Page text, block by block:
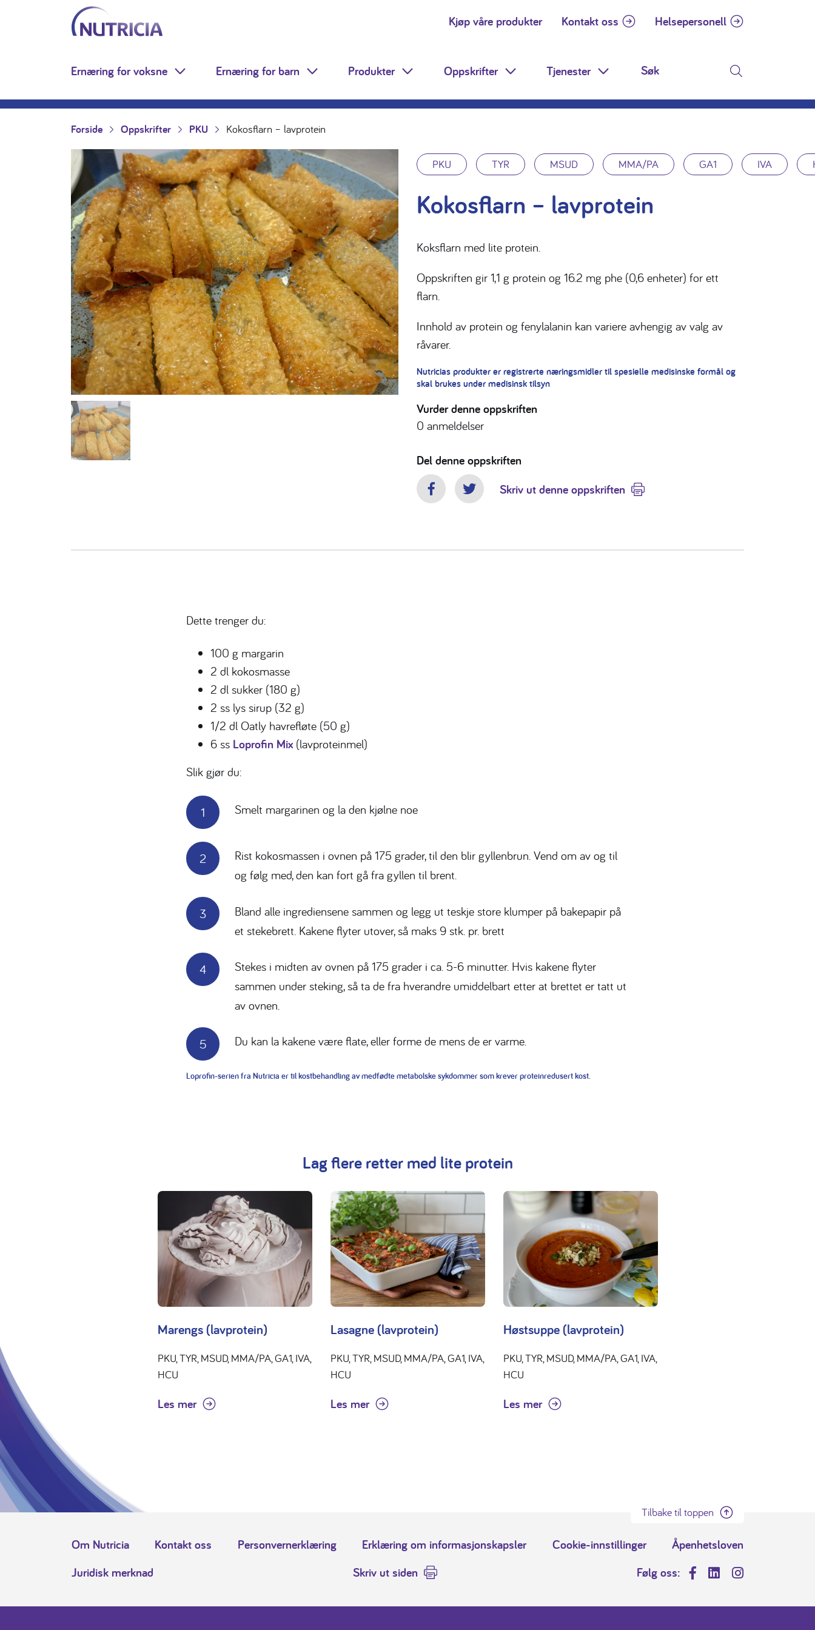
Hopp til innholdet
Nutricia.no Kjøp våre produkter Kontakt oss Helsepersonell
Ernæring for voksne Toggle Dropdown
Ernæring for barn Toggle Dropdown
Produkter Toggle Dropdown
Oppskrifter Toggle Dropdown
Tjenester Toggle Dropdown Søk
Forside Oppskrifter PKU Kokosflarn – lavprotein
PKU TYR MSUD MMA/PA GA1 IVA
Kokosflarn – lavprotein
Koksflarn med lite protein.
Oppskriften gir 1,1 g protein og 16.2 mg phe (0,6 enheter) for ett
flarn.
Innhold av protein og fenylalanin kan variere avhengig av valg av
råvarer.
Nutricias produkter er registrerte næringsmidler til spesielle medisinske formål og
skal brukes under medisinsk tilsyn
Vurder denne oppskriften
0 anmeldelser
Del denne oppskriften
FacebookTwitterSkriv ut denne oppskriften
Dette trenger du:
100 g margarin
2 dl kokosmasse
2 dl sukker (180 g)
2 ss lys sirup (32 g)
1/2 dl Oatly havrefløte (50 g)
6 ss Loprofin Mix (lavproteinmel)
Slik gjør du:
Smelt margarinen og la den kjølne noe
Rist kokosmassen i ovnen på 175 grader, til den blir gyllenbrun. Vend om av og til
og følg med, den kan fort gå fra gyllen til brent.
Bland alle ingrediensene sammen og legg ut teskje store klumper på bakepapir på
et stekebrett. Kakene flyter utover, så maks 9 stk. pr. brett
Stekes i midten av ovnen på 175 grader i ca. 5-6 minutter. Hvis kakene flyter
sammen under steking, så ta de fra hverandre umiddelbart etter at brettet er tatt ut
av ovnen.
Du kan la kakene være flate, eller forme de mens de er varme.
Loprofin-serien fra Nutricia er til kostbehandling av medfødte metabolske sykdommer som krever proteinredusert kost.
Lag flere retter med lite protein
Marengs (lavprotein)
PKU, TYR, MSUD, MMA/PA, GA1, IVA,
HCU
Les mer
Lasagne (lavprotein)
PKU, TYR, MSUD, MMA/PA, GA1, IVA,
HCU
Les mer
Høstsuppe (lavprotein)
PKU, TYR, MSUD, MMA/PA, GA1, IVA,
HCU
Les mer
Tilbake til toppen
Om Nutricia Kontakt oss Personvernerklæring Erklæring om informasjonskapsler Cookie-innstillinger
Åpenhetsloven
Juridisk merknad
Skriv ut siden Følg oss:
Facebook
LinkedInInstagram